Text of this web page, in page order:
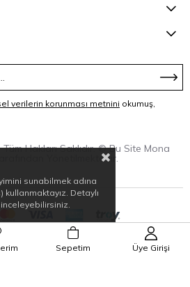
verilerin korunması metnini okumuş,
Hakları Saklıdır. © Bu Site Mona
Yönetilmektedir.
sunabilmek adına
Detaylı
Sepetim Üye Girişi